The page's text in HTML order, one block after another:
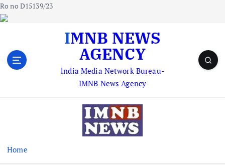
Ro no D15139/23
IMNB NEWS
AGENCY
lndia Media Network Bureau-
IMNB News Agency
Home